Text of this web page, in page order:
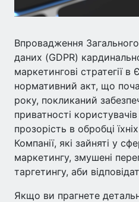
Впровадження
даних (GDPR)
маркетингові стратегії в
нормативний акт, що
року, покликаний
приватності
прозорість в обробці
Компанії, які зайняті у
маркетингу, змушені
таргетингу, аби
Якщо ви прагнете